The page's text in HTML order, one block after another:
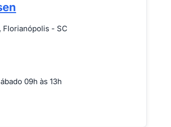
Florianópolis - SC
09h às 13h